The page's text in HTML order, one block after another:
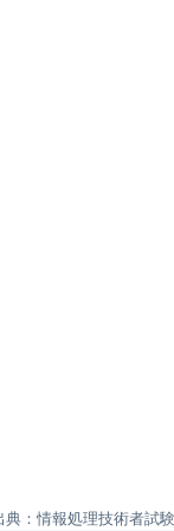
典：情報処理技術者試